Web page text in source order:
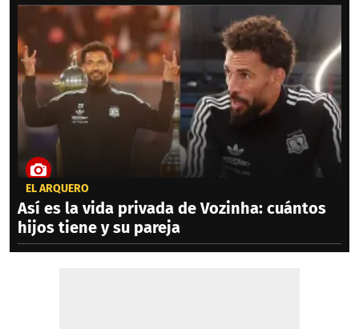
EL ARQUERO
Así es la vida privada de Vozinha: cuántos
hijos tiene y su pareja